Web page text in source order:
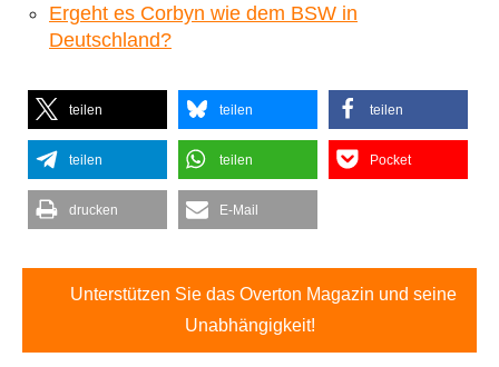
Ergeht es Corbyn wie dem BSW in
Deutschland?
teilen teilen teilen
teilen teilen Pocket
drucken E-Mail
Unterstützen Sie das Overton Magazin und seine
Unabhängigkeit!